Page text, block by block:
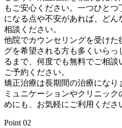
もご安心ください。一つひと
になる点や不安があれば、ど
相談ください。
他院でカウンセリングを受け
グを希望される方も多くいら
るまで、何度でも無料でご相
ご予約ください。
矯正治療は長期間の治療になり
ミュニケーションやクリニッ
めにも、お気軽にご利用くださ
Point 02